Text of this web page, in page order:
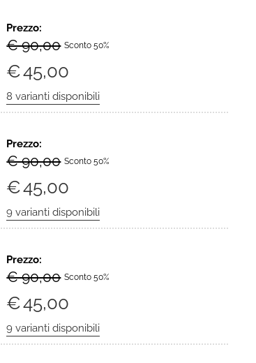
Prezzo:
€ 90,00 Sconto 50%
€45,00
Prezzo:
€ 90,00 Sconto 50%
€45,00
Prezzo:
€ 90,00 Sconto 50%
€45,00